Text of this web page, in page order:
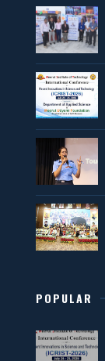
POPULAR